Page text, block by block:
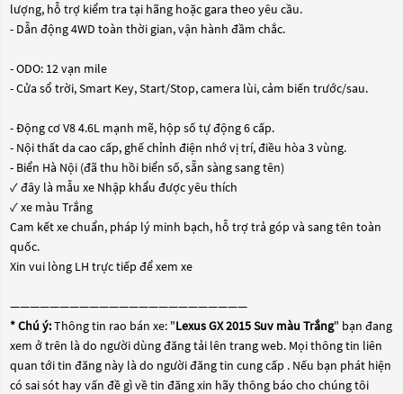
lượng, hỗ trợ kiểm tra tại hãng hoặc gara theo yêu cầu.
- Dẫn động 4WD toàn thời gian, vận hành đầm chắc.
- ODO: 12 vạn mile
- Cửa sổ trời, Smart Key, Start/Stop, camera lùi, cảm biến trước/sau.
- Động cơ V8 4.6L mạnh mẽ, hộp số tự động 6 cấp.
- Nội thất da cao cấp, ghế chỉnh điện nhớ vị trí, điều hòa 3 vùng.
- Biển Hà Nội (đã thu hồi biển số, sẵn sàng sang tên)
✓ đây là mẫu xe Nhập khẩu được yêu thích
✓ xe màu Trắng
Cam kết xe chuẩn, pháp lý minh bạch, hỗ trợ trả góp và sang tên toàn
quốc.
Xin vui lòng LH trực tiếp để xem xe
————————————————————————
* Chú ý:Thông tin rao bán xe: "Lexus GX 2015 Suv màu Trắng" bạn đang
xem ở trên là do người dùng đăng tải lên trang web. Mọi thông tin liên
quan tới tin đăng này là do người đăng tin cung cấp . Nếu bạn phát hiện
có sai sót hay vấn đề gì về tin đăng xin hãy thông báo cho chúng tôi